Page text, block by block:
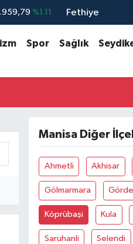
%1.11
%0.38
Fethiye
Spor Sağlık
Manisa Diğer
Ahmetli Akhisar
Gölmarmara
Köprübaşi Kula
Saruhanli Selendi